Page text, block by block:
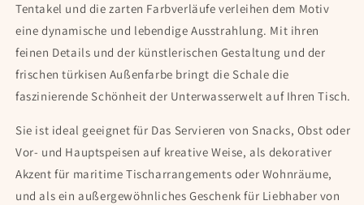
Tentakel und die zarten Farbverläufe verleihen dem Motiv
eine dynamische und lebendige Ausstrahlung. Mit ihren
feinen Details und der künstlerischen Gestaltung und der
frischen türkisen Außenfarbe bringt die Schale die
faszinierende Schönheit der Unterwasserwelt auf Ihren Tisch.
Sie ist ideal geeignet für Das Servieren von Snacks, Obst oder
Vor- und Hauptspeisen auf kreative Weise, als dekorativer
Akzent für maritime Tischarrangements oder Wohnräume,
und als ein außergewöhnliches Geschenk für Liebhaber von